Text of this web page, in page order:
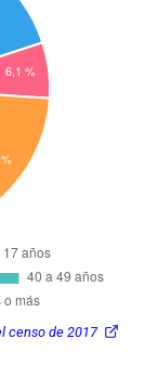
censo de 2017